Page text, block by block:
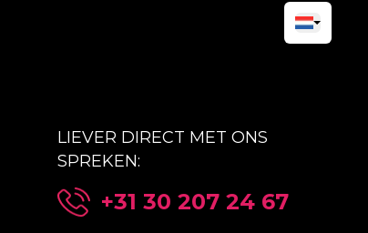
LIEVER DIRECT MET ONS
SPREKEN:
+31 30 207 24 67